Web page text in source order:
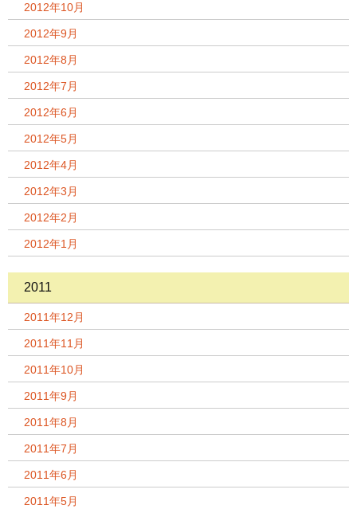
2012年10月
2012年9月
2012年8月
2012年7月
2012年6月
2012年5月
2012年4月
2012年3月
2012年2月
2012年1月
2011
2011年12月
2011年11月
2011年10月
2011年9月
2011年8月
2011年7月
2011年6月
2011年5月